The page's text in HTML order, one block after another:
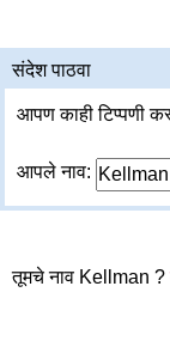
संदेश पाठवा
आपण काही टिप्पणी
आपले नाव:
तूमचे नाव Kellman ?